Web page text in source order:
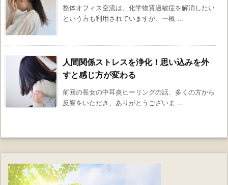
整体オフィス空流は、化学物質過敏症を解消したい
という方も利用されていますが、一概 ...
人間関係ストレスを浄化！思い込みを外
すと感じ方が変わる
前回の長女の中耳炎ヒーリングの話、多くの方から
反響をいただき、ありがとうございま ...